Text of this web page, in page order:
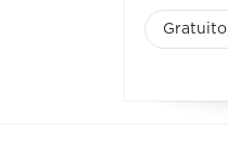
Gratuito